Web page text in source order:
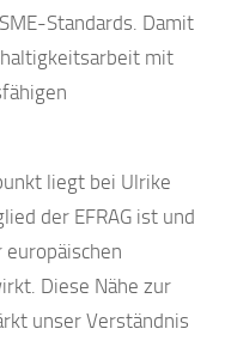
Standards. Damit
mit
liegt bei Ulrike
der EFRAG ist und
Diese Nähe zur
unser Verständnis